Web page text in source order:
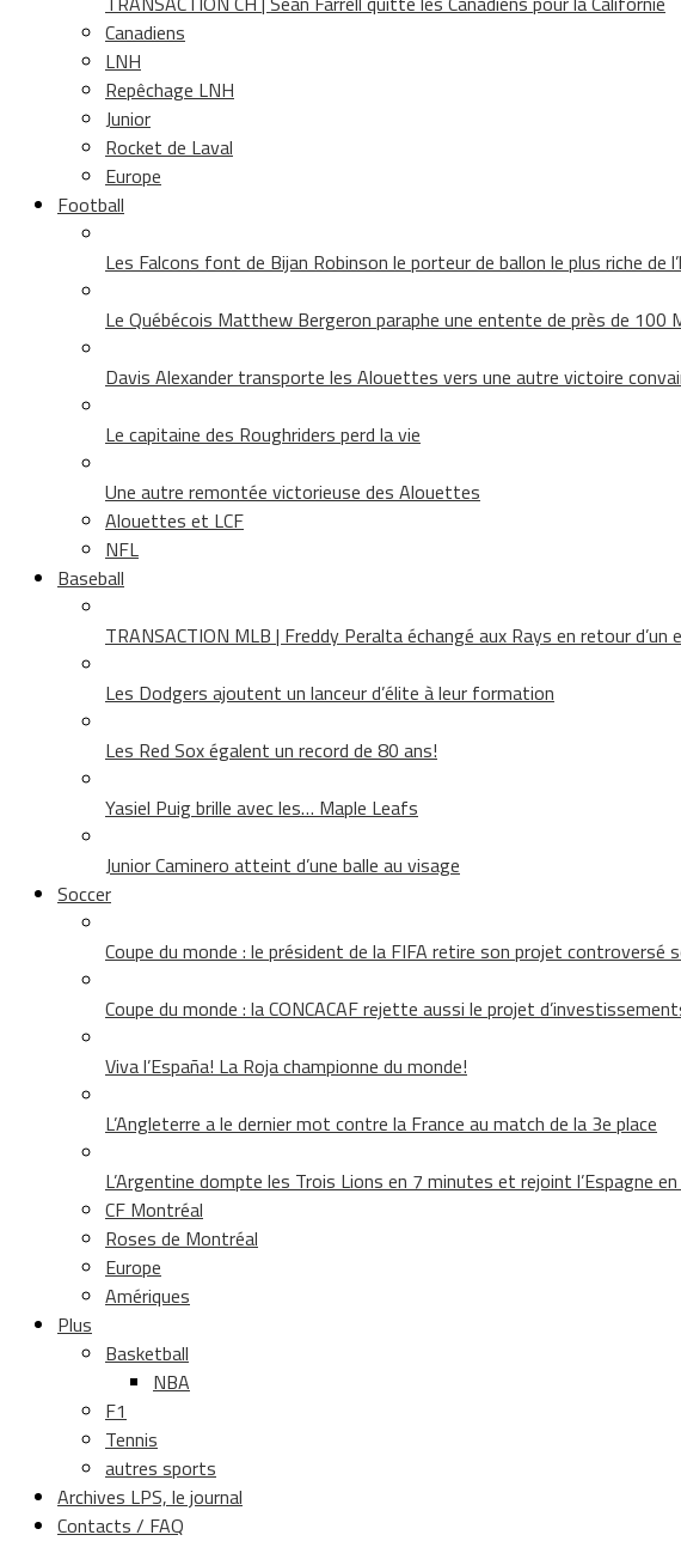
Canadiens
LNH
Repêchage LNH
Junior
Rocket de Laval
Europe
Football
Les Falcons font de Bijan Robinson le porteur de ballon le plus riche de
Le Québécois Matthew Bergeron paraphe une entente de près de 100
Davis Alexander transporte les Alouettes vers une autre victoire
Le capitaine des Roughriders perd la vie
Une autre remontée victorieuse des Alouettes
Alouettes et LCF
NFL
Baseball
TRANSACTION MLB | Freddy Peralta échangé aux Rays en retour d’un
Les Dodgers ajoutent un lanceur d’élite à leur formation
Les Red Sox égalent un record de 80 ans!
Yasiel Puig brille avec les… Maple Leafs
Junior Caminero atteint d’une balle au visage
Soccer
Coupe du monde : le président de la FIFA retire son projet controversé
Coupe du monde : la CONCACAF rejette aussi le projet
Viva l’España! La Roja championne du monde!
L’Angleterre a le dernier mot contre la France au match de la 3e place
L’Argentine dompte les Trois Lions en 7 minutes et rejoint l’Espagne
CF Montréal
Roses de Montréal
Europe
Amériques
Plus
Basketball
NBA
F1
Tennis
autres sports
Archives LPS, le journal
Contacts / FAQ